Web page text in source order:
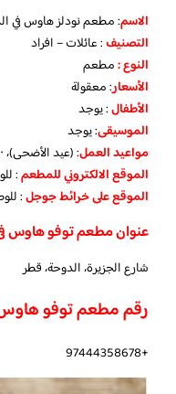
الاسم: مطعم نودلز هاوس في
التصنيف: عائلات – افراد
النوع :مطعم
الأسعار:معقولة
الأطفال:يوجد
الموسيقى:يوجد
مواعيد العمل: (عيد الأضحى)، ١١:٣٠ص–١١:٠٠م، قد تختلف الساعات
الموقع الالكتروني للمطعم:
الموقع على خرائط جوجل:
عنوان مطعم توفو هاوس
شارع الجزيرة، الدوحة، قطر
رقم مطعم توفو
+97444358678